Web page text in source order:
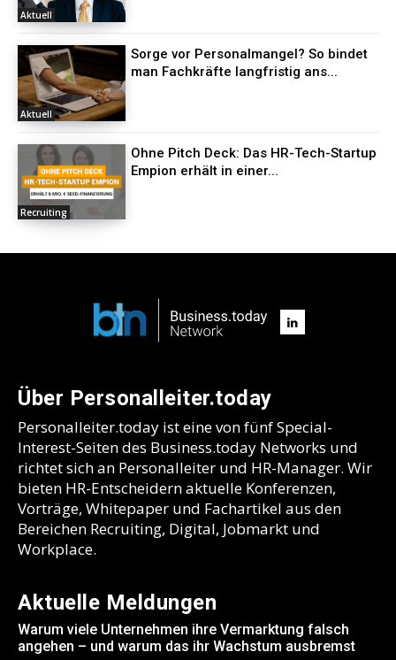
Aktuell
Aktuell
Sorge vor Personalmangel? So bindet
man Fachkräfte langfristig ans...
Recruiting
Ohne Pitch Deck: Das HR-Tech-Startup
Empion erhält in einer...
Über Personalleiter.today
Personalleiter.today ist eine von fünf Special-
Interest-Seiten des Business.today Networks und
richtet sich an Personalleiter und HR-Manager. Wir
bieten HR-Entscheidern aktuelle Konferenzen,
Vorträge, Whitepaper und Fachartikel aus den
Bereichen Recruiting, Digital, Jobmarkt und
Workplace.
Aktuelle Meldungen
Warum viele Unternehmen ihre Vermarktung falsch
angehen – und warum das ihr Wachstum ausbremst